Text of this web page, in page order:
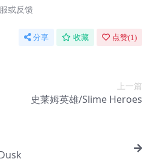
或反馈
分享 收藏 点赞(1 )
上一篇
史莱姆英雄/Slime Heroes